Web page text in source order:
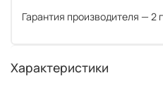
Гарантия производителя — 2
Характеристики